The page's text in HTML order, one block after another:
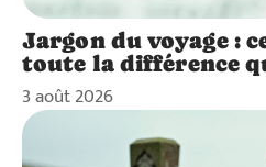
Jargon du voyage :
toute la différence
3 août 2026